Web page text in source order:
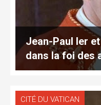
Jean-Paul Ier
dans la foi des
CITÉ DU VATICAN